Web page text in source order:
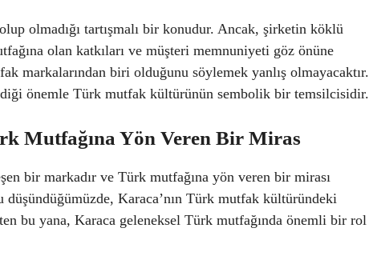
olmadığı tartışmalı bir konudur. Ancak, şirketin köklü
olan katkıları ve müşteri memnuniyeti göz önüne
markalarından biri olduğunu söylemek yanlış olmayacaktır.
önemle Türk mutfak kültürünün sembolik bir temsilcisidir.
Mutfağına Yön Veren Bir Miras
bir markadır ve Türk mutfağına yön veren bir mirası
Karaca’nın Türk mutfak kültüründeki
bu yana, Karaca geleneksel Türk mutfağında önemli bir rol